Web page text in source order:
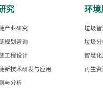
究
产业研究
规划咨询
工程设计
新技术研发与应用
与分析
环境
垃圾
垃圾
智慧化
再生